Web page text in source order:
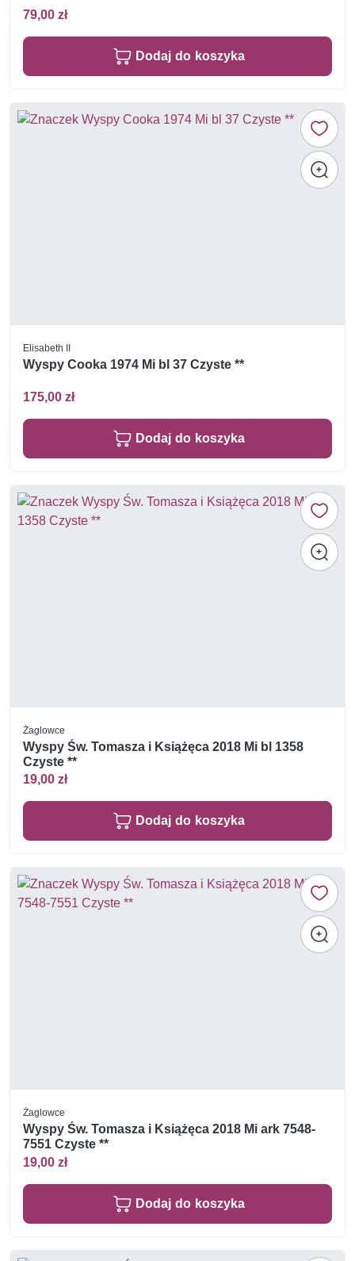
79,00 zł
Dodaj do koszyka
Elisabeth II
Wyspy Cooka 1974 Mi bl 37 Czyste **
175,00 zł
Dodaj do koszyka
Żaglowce
Wyspy Św. Tomasza i Książęca 2018 Mi bl 1358
Czyste **
19,00 zł
Dodaj do koszyka
Żaglowce
Wyspy Św. Tomasza i Książęca 2018 Mi ark 7548-
7551 Czyste **
19,00 zł
Dodaj do koszyka